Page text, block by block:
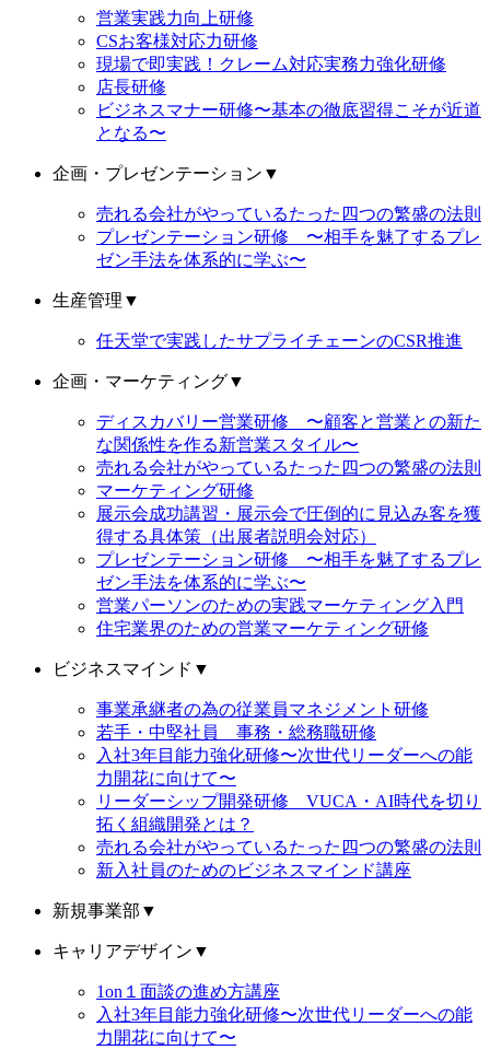
営業実践力向上研修
CSお客様対応力研修
現場で即実践！クレーム対応実務力強化研修
店長研修
ビジネスマナー研修〜基本の徹底習得こそが近道
となる〜
企画・プレゼンテーション ▼
売れる会社がやっているたった四つの繁盛の法則
プレゼンテーション研修 〜相手を魅了するプレ
ゼン手法を体系的に学ぶ〜
生産管理 ▼
任天堂で実践したサプライチェーンのCSR推進
企画・マーケティング▼
ディスカバリー営業研修 〜顧客と営業との新た
な関係性を作る新営業スタイル〜
売れる会社がやっているたった四つの繁盛の法則
マーケティング研修
展示会成功講習・展示会で圧倒的に見込み客を獲
得する具体策（出展者説明会対応）
プレゼンテーション研修 〜相手を魅了するプレ
ゼン手法を体系的に学ぶ〜
営業パーソンのための実践マーケティング入門
住宅業界のための営業マーケティング研修
ビジネスマインド ▼
事業承継者の為の従業員マネジメント研修
若手・中堅社員 事務・総務職研修
入社3年目能力強化研修〜次世代リーダーへの能
力開花に向けて〜
リーダーシップ開発研修 VUCA・AI時代を切り
拓く組織開発とは？
売れる会社がやっているたった四つの繁盛の法則
新入社員のためのビジネスマインド講座
新規事業部 ▼
キャリアデザイン ▼
1on１面談の進め方講座
入社3年目能力強化研修〜次世代リーダーへの能
力開花に向けて〜